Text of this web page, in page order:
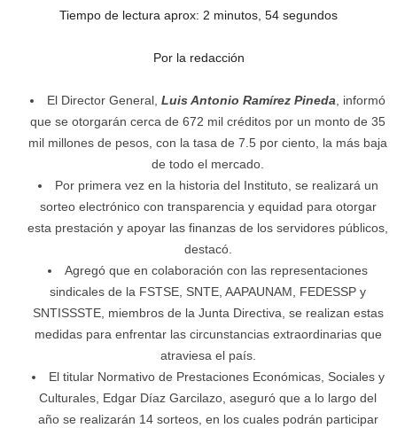
Tiempo de lectura aprox: 2 minutos, 54 segundos
Por la redacción
El Director General, Luis Antonio Ramírez Pineda , informó
que se otorgarán cerca de 672 mil créditos por un monto de 35
mil millones de pesos, con la tasa de 7.5 por ciento, la más baja
de todo el mercado.
Por primera vez en la historia del Instituto, se realizará un
sorteo electrónico con transparencia y equidad para otorgar
esta prestación y apoyar las finanzas de los servidores públicos,
destacó.
Agregó que en colaboración con las representaciones
sindicales de la FSTSE, SNTE, AAPAUNAM, FEDESSP y
SNTISSSTE, miembros de la Junta Directiva, se realizan estas
medidas para enfrentar las circunstancias extraordinarias que
atraviesa el país.
El titular Normativo de Prestaciones Económicas, Sociales y
Culturales, Edgar Díaz Garcilazo, aseguró que a lo largo del
año se realizarán 14 sorteos, en los cuales podrán participar